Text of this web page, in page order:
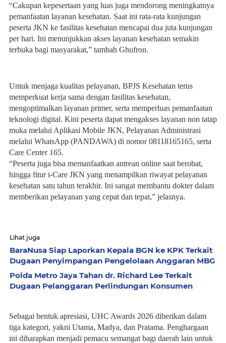
“Cakupan kepesertaan yang luas juga mendorong meningkatnya
pemanfaatan layanan kesehatan. Saat ini rata-rata kunjungan
peserta JKN ke fasilitas kesehatan mencapai dua juta kunjungan
per hari. Ini menunjukkan akses layanan kesehatan semakin
terbuka bagi masyarakat,” tambah Ghufron.
Untuk menjaga kualitas pelayanan, BPJS Kesehatan terus
memperkuat kerja sama dengan fasilitas kesehatan,
mengoptimalkan layanan primer, serta memperluas pemanfaatan
teknologi digital. Kini peserta dapat mengakses layanan non tatap
muka melalui Aplikasi Mobile JKN, Pelayanan Administrasi
melalui WhatsApp (PANDAWA) di nomor 08118165165, serta
Care Center 165.
“Peserta juga bisa memanfaatkan antrean online saat berobat,
hingga fitur i-Care JKN yang menampilkan riwayat pelayanan
kesehatan satu tahun terakhir. Ini sangat membantu dokter dalam
memberikan pelayanan yang cepat dan tepat,” jelasnya.
Lihat juga
BaraNusa Siap Laporkan Kepala BGN ke KPK Terkait
Dugaan Penyimpangan Pengelolaan Anggaran MBG
Polda Metro Jaya Tahan dr. Richard Lee Terkait
Dugaan Pelanggaran Perlindungan Konsumen
Sebagai bentuk apresiasi, UHC Awards 2026 diberikan dalam
tiga kategori, yakni Utama, Madya, dan Pratama. Penghargaan
ini diharapkan menjadi pemacu semangat bagi daerah lain untuk